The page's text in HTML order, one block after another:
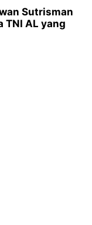
Sutrisman
TNI AL yang